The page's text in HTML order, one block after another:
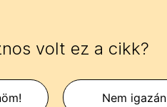
volt ez a cikk?
Nem igazán